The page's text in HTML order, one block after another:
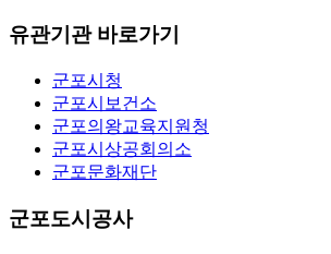
유관기관 바로가기
군포시청
군포시보건소
군포의왕교육지원청
군포시상공회의소
군포문화재단
군포도시공사